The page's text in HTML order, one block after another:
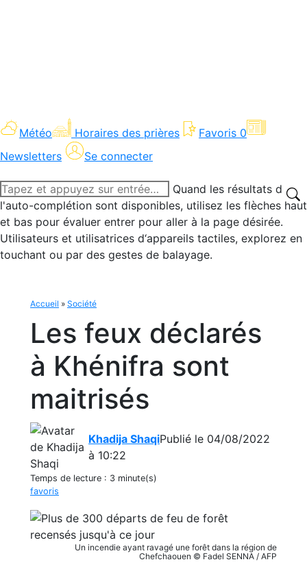
Météo Horaires des prières Favoris 0
Newsletters
Se connecter
Recherche
:
Quand les résultats de
l'auto-complétion sont disponibles, utilisez les flèches haut
et bas pour évaluer entrer pour aller à la page désirée.
Utilisateurs et utilisatrices d‘appareils tactiles, explorez en
touchant ou par des gestes de balayage.
Accueil » Société
Les feux déclarés
à Khénifra sont
maitrisés
Khadija ShaqiPublié le 04/08/2022
à 10:22
Temps de lecture : 3 minute(s)
favoris
Un incendie ayant ravagé une forêt dans la région de
Chefchaouen © Fadel SENNA / AFP